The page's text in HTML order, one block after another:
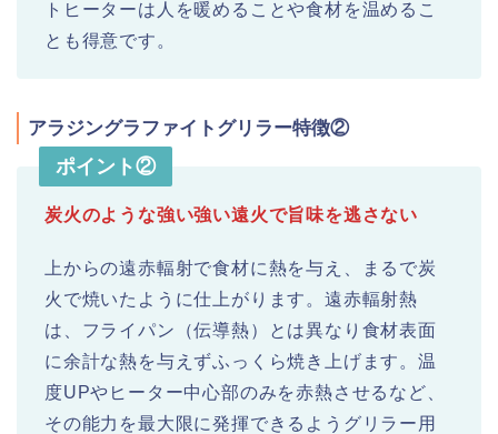
トヒーターは人を暖めることや食材を温めるこ
とも得意です。
アラジングラファイトグリラー特徴②
ポイント②
炭火のような強い強い遠火で旨味を逃さない
上からの遠赤輻射で食材に熱を与え、まるで炭
火で焼いたように仕上がります。遠赤輻射熱
は、フライパン（伝導熱）とは異なり食材表面
に余計な熱を与えずふっくら焼き上げます。温
度UPやヒーター中心部のみを赤熱させるなど、
その能力を最大限に発揮できるようグリラー用